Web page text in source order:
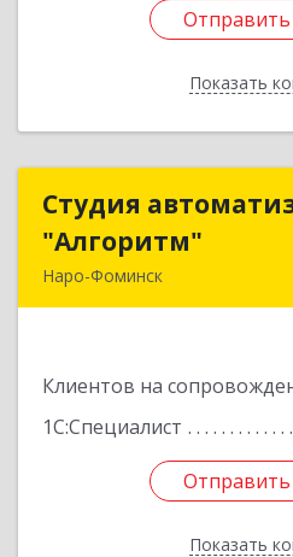
Отправить
Показать
Отправить
Студия
"Алгоритм"
Наро-Фоминск
Клиентов на
1С:Специалист
Отправить
Показать
Студия
Отправить